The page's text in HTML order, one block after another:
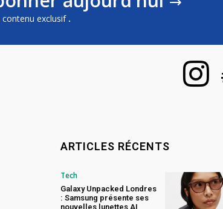
contenu exclusif .
ARTICLES RÉCENTS
Tech
Galaxy Unpacked Londres
: Samsung présente ses
nouvelles lunettes AI